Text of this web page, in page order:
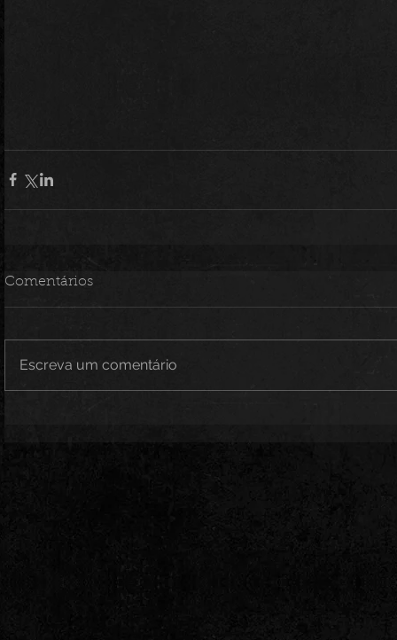
Comentários
Escreva um comentário